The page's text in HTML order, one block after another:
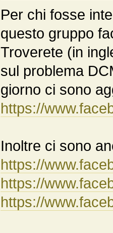
Per chi fosse
questo gruppo
Troverete (in
sul problema
giorno ci sono
https://
Inoltre ci sono
https://
https://
https://